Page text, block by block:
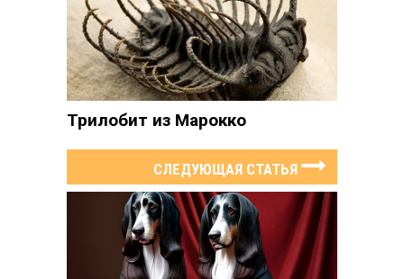
Трилобит из Марокко
СЛЕДУЮЩАЯ СТАТЬЯ